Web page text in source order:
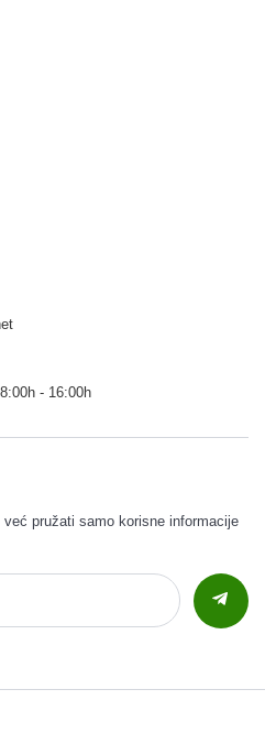
- 16:00h
pružati samo korisne informacije